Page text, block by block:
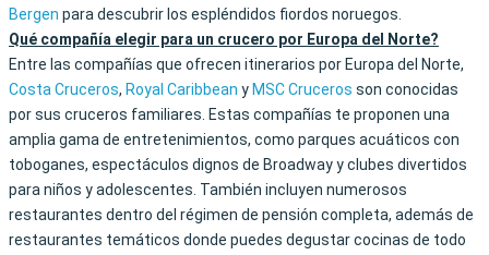
Bergen para descubrir los espléndidos fiordos noruegos.
Qué compañía elegir para un crucero por Europa del Norte?
Entre las compañías que ofrecen itinerarios por Europa del Norte,
Costa Cruceros, Royal Caribbean y MSC Cruceros son conocidas
por sus cruceros familiares. Estas compañías te proponen una
amplia gama de entretenimientos, como parques acuáticos con
toboganes, espectáculos dignos de Broadway y clubes divertidos
para niños y adolescentes. También incluyen numerosos
restaurantes dentro del régimen de pensión completa, además de
restaurantes temáticos donde puedes degustar cocinas de todo